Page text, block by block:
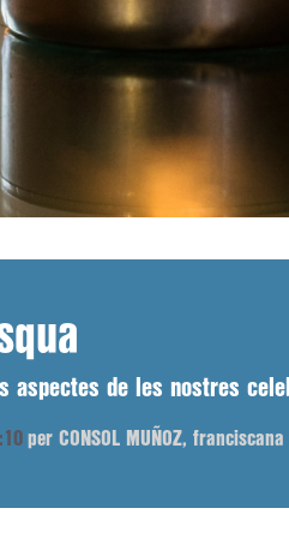
aspectes de les nostres
per CONSOL MUÑOZ,